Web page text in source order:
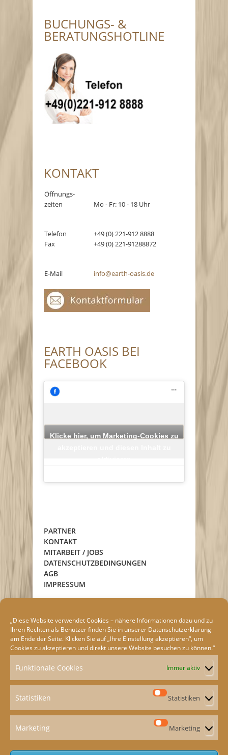
„Diese Website verwendet Cookies – nähere Informationen dazu und zu
Ihren Rechten als Benutzer finden Sie in unserer Datenschutzerklärung
am Ende der Seite. Klicken Sie auf „Ihre Einstellung akzeptieren“, um
Cookies zu akzeptieren und direkt unsere Website besuchen zu können.“
Funktionale Cookies Immer aktiv
Statistiken Statistiken
Marketing Marketing
BUCHUNGS- &
BERATUNGSHOTLINE
KONTAKT
Öffnungs-
zeiten
Mo - Fr: 10 - 18 Uhr
Telefon
+49 (0) 221-912 8888
Fax
+49 (0) 221-91288872
E-Mail info@earth-oasis.de
EARTH OASIS BEI
FACEBOOK
Klicke hier, um Marketing-Cookies zu
PARTNER
KONTAKT
MITARBEIT / JOBS
DATENSCHUTZBEDINGUNGEN
AGB
IMPRESSUM